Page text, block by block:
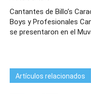
Cantantes de Billo’s
Boys y Profesionales
se presentaron en el
Artículos relacionados